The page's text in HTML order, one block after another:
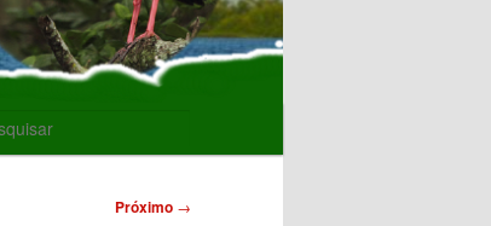
Próximo →